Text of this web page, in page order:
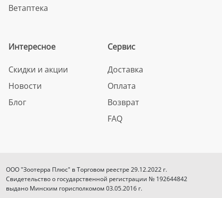
Ветаптека
Интересное
Скидки и акции
Новости
Блог
Сервис
Доставка
Оплата
Возврат
FAQ
ООО "Зоотерра Плюс" в Торговом реестре 29.12.2022 г.
Свидетельство о государственной регистрации № 192644842
выдано Минским горисполкомом 03.05.2016 г.